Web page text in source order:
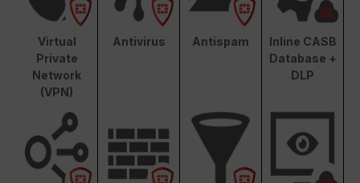
Virtual
Private
Network
(VPN)
Antivirus Antispam
Inline CASB
Database +
DLP